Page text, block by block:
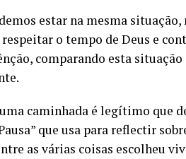
estar na mesma situação,
o tempo de Deus e
comparando esta
caminhada é legítimo que
que usa para reflectir
as várias coisas escolheu